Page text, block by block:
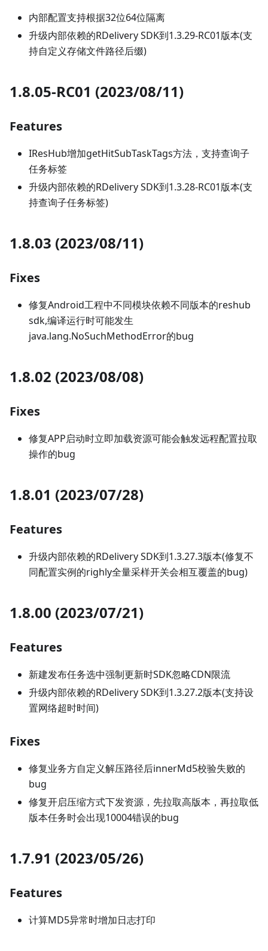
内部配置支持根据32位64位隔离
升级内部依赖的RDelivery SDK到1.3.29-RC01版本(支
持自定义存储文件路径后缀)
1.8.05-RC01 (2023/08/11)
Features
IResHub增加getHitSubTaskTags方法，支持查询子
任务标签
升级内部依赖的RDelivery SDK到1.3.28-RC01版本(支
持查询子任务标签)
1.8.03 (2023/08/11)
Fixes
修复Android工程中不同模块依赖不同版本的reshub
sdk,编译运行时可能发生
java.lang.NoSuchMethodError的bug
1.8.02 (2023/08/08)
Fixes
修复APP启动时立即加载资源可能会触发远程配置拉取
操作的bug
1.8.01 (2023/07/28)
Features
升级内部依赖的RDelivery SDK到1.3.27.3版本(修复不
同配置实例的righly全量采样开关会相互覆盖的bug)
1.8.00 (2023/07/21)
Features
新建发布任务选中强制更新时SDK忽略CDN限流
升级内部依赖的RDelivery SDK到1.3.27.2版本(支持设
置网络超时时间)
Fixes
修复业务方自定义解压路径后innerMd5校验失败的
bug
修复开启压缩方式下发资源，先拉取高版本，再拉取低
版本任务时会出现10004错误的bug
1.7.91 (2023/05/26)
Features
计算MD5异常时增加日志打印